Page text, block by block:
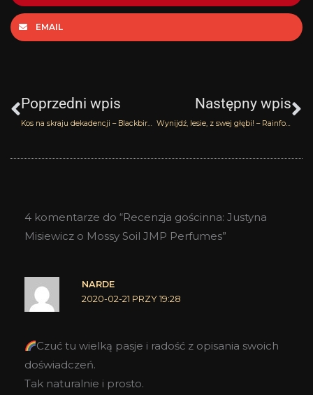
EMAIL
Poprzedni wpis
Kos na skraju dekadencji – Blackbird Olympic Orchids
Następny wpis
Wynijdź, lesie, z swej głębi! – Rainforest Olympic Orchids Artisan Perfumes
4 komentarze do “Recenzja gościnna: Justyna
Misiewicz o Mossy Soil JMP Perfumes”
NARDE
2020-02-21 PRZY 19:28
Czuć tu wielką pasje i radość z opisania swoich
doświadczeń.
Tak naturalnie i prosto.